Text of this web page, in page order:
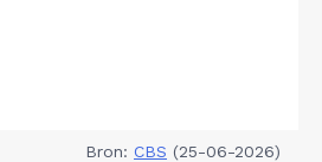
Bron: CBS (25-06-2026)